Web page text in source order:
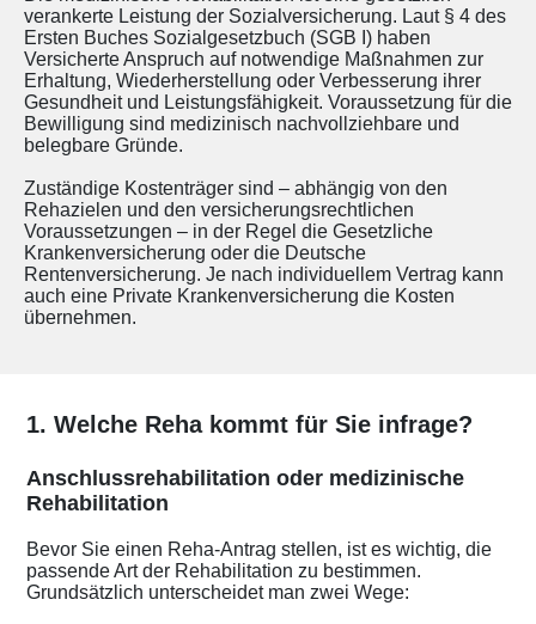
verankerte Leistung der Sozialversicherung. Laut § 4 des
Ersten Buches Sozialgesetzbuch (SGB I) haben
Versicherte Anspruch auf notwendige Maßnahmen zur
Erhaltung, Wiederherstellung oder Verbesserung ihrer
Gesundheit und Leistungsfähigkeit. Voraussetzung für die
Bewilligung sind medizinisch nachvollziehbare und
belegbare Gründe.
Zuständige Kostenträger sind – abhängig von den
Rehazielen und den versicherungsrechtlichen
Voraussetzungen – in der Regel die Gesetzliche
Krankenversicherung oder die Deutsche
Rentenversicherung. Je nach individuellem Vertrag kann
auch eine Private Krankenversicherung die Kosten
übernehmen.
1. Welche Reha kommt für Sie infrage?
Anschlussrehabilitation oder medizinische
Rehabilitation
Bevor Sie einen Reha-Antrag stellen, ist es wichtig, die
passende Art der Rehabilitation zu bestimmen.
Grundsätzlich unterscheidet man zwei Wege: